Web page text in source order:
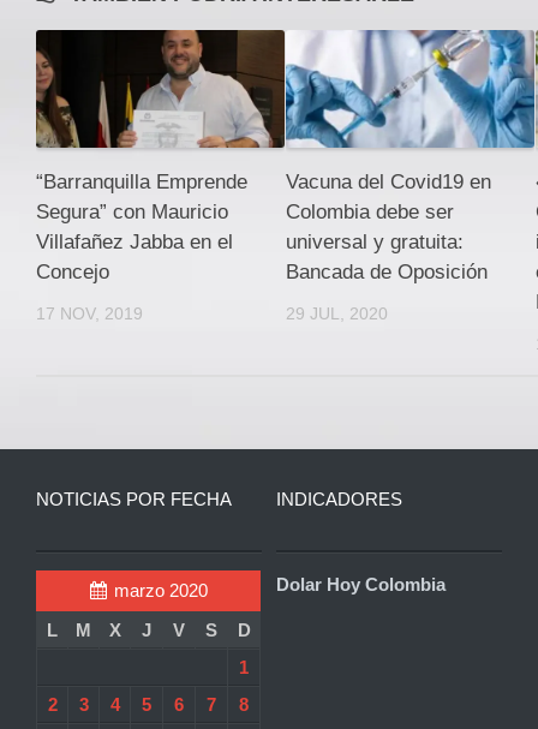
“Barranquilla Emprende
Segura” con Mauricio
Villafañez Jabba en el
Concejo
17 NOV, 2019
Vacuna del Covid19 en
Colombia debe ser
universal y gratuita:
Bancada de Oposición
29 JUL, 2020
NOTICIAS POR FECHA
marzo 2020
L
M X J V S
D
1
2
3 4 5 6 7
8
INDICADORES
Dolar Hoy Colombia